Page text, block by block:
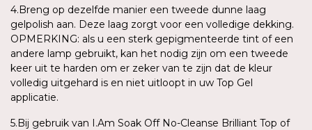
4.Breng op dezelfde manier een tweede dunne laag
gelpolish aan. Deze laag zorgt voor een volledige dekking.
OPMERKING: als u een sterk gepigmenteerde tint of een
andere lamp gebruikt, kan het nodig zijn om een tweede
keer uit te harden om er zeker van te zijn dat de kleur
volledig uitgehard is en niet uitloopt in uw Top Gel
applicatie.
5.Bij gebruik van I.Am Soak Off No-Cleanse Brilliant Top of